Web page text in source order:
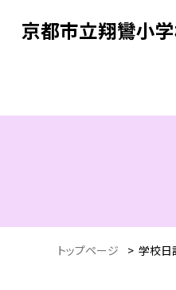
京都市立翔鸞小
トップページ > 学校日